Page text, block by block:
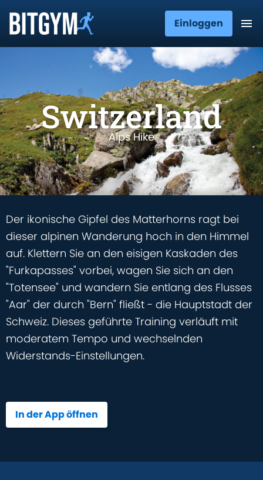
Einloggen
Switzerland
Alps Hike
Der ikonische Gipfel des Matterhorns ragt bei
dieser alpinen Wanderung hoch in den Himmel
auf. Klettern Sie an den eisigen Kaskaden des
"Furkapasses" vorbei, wagen Sie sich an den
"Totensee" und wandern Sie entlang des Flusses
"Aar" der durch "Bern" fließt - die Hauptstadt der
Schweiz. Dieses geführte Training verläuft mit
moderatem Tempo und wechselnden
Widerstands-Einstellungen.
In der App öffnen